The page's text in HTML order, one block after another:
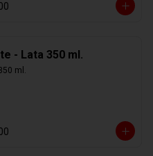
- Lata 350 ml.
ml.